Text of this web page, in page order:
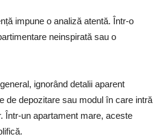
impune o analiză atentă. Într-o
neinspirată sau o
ignorând detalii aparent
de depozitare sau modul în care intră
Într-un apartament mare, aceste